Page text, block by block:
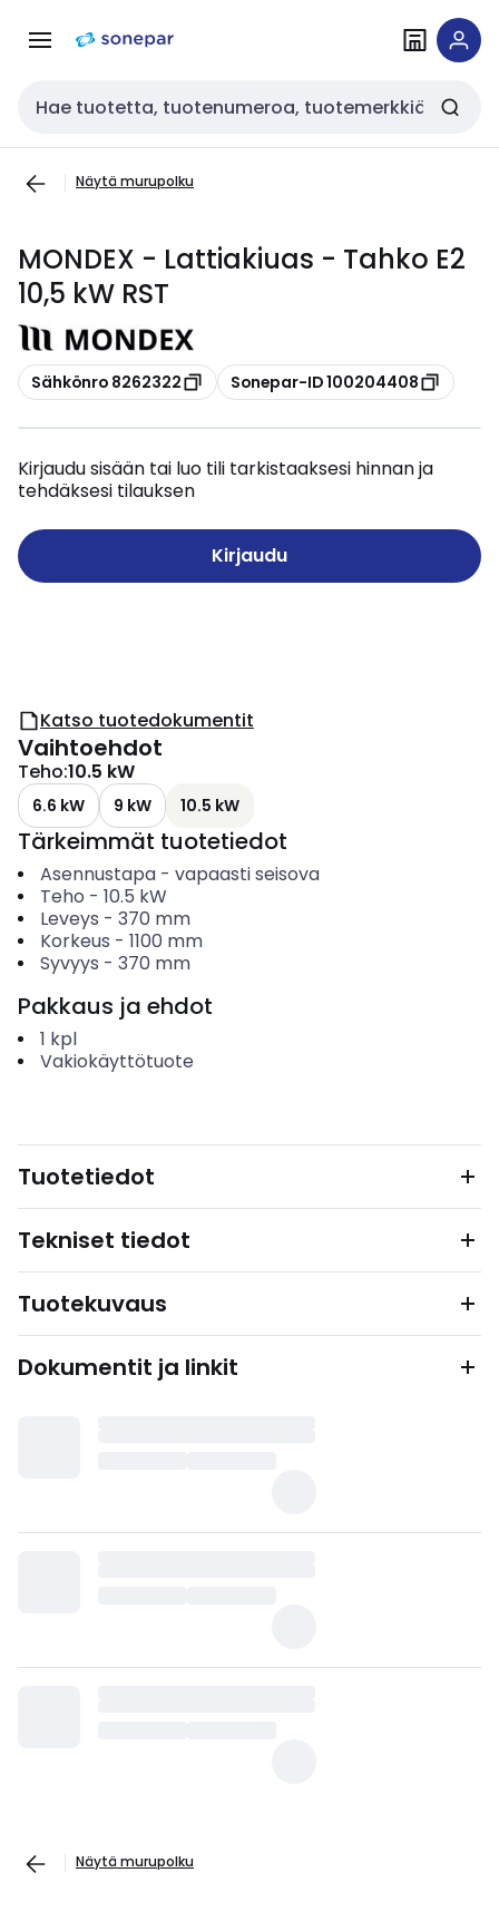
navigointiinsisältöön
Haku
Näytä murupolku
MONDEX - Lattiakiuas - Tahko E2
10,5 kW RST
Kopioi
Sähkönro 8262322 Kopioi
Sonepar-ID 100204408
Kirjaudu sisään tai luo tili tarkistaaksesi hinnan ja
tehdäksesi tilauksen
Kirjaudu
Katso tuotedokumentit
Vaihtoehdot
Teho:10.5 kW
6.6 kW 9 kW 10.5 kW
Tärkeimmät tuotetiedot
Asennustapa- vapaasti seisova
Teho - 10.5 kW
Leveys - 370 mm
Korkeus - 1100 mm
Syvyys - 370 mm
Pakkaus ja ehdot
1 kpl
Vakiokäyttötuote
Tuotetiedot
Tekniset tiedot
Tuotekuvaus
Dokumentit ja linkit
Näytä murupolku